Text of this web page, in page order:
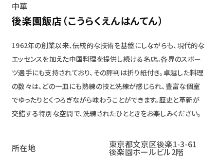
中華
後楽園飯店（こうらくえんはんてん）
1962年の創業以来、伝統的な技術を基盤にしながらも、現代的な
エッセンスを加えた中国料理を提供し続ける名店。各界のスポー
ツ選手にも支持されており、その評判は折り紙付き。卓越した料理
の数々は、どの一皿にも熟練の技と洗練が感じられ、豊富な個室
でゆったりとくつろぎながら味わうことができます。歴史と革新が
交錯する特別な空間で、洗練されたひとときをお楽しみください。
所在地 東京都文京区後楽1-3-61
後楽園ホールビル2階